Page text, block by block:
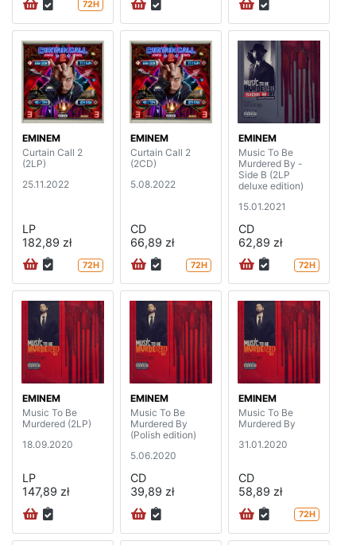
72H
EMINEM
Curtain Call 2
(2LP)
25.11.2022
LP
182,89 zł
72H
EMINEM
Curtain Call 2
(2CD)
5.08.2022
CD
66,89 zł
72H
EMINEM
Music To Be
Murdered By -
Side B (2LP
deluxe edition)
15.01.2021
CD
62,89 zł
72H
EMINEM
Music To Be
Murdered (2LP)
18.09.2020
LP
147,89 zł
EMINEM
Music To Be
Murdered By
(Polish edition)
5.06.2020
CD
39,89 zł
EMINEM
Music To Be
Murdered By
31.01.2020
CD
58,89 zł
72H